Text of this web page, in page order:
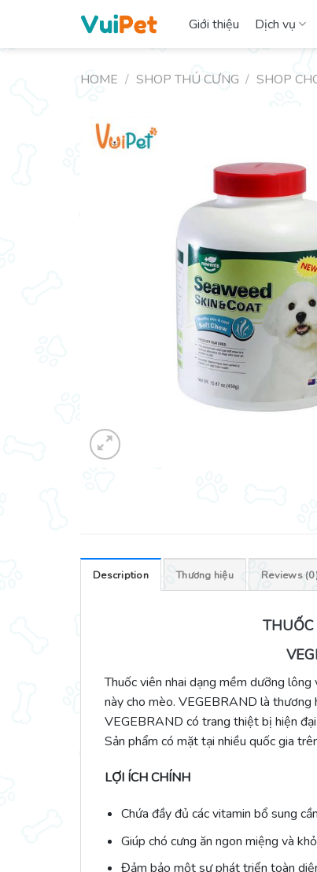
content
Giới thiệu Dịch vụ
HOME / SHOP THÚ CƯNG / SHOP
Description Thương hiệu Reviews
Thuốc viên nhai dạng mềm dưỡng
này cho mèo. VEGEBRAND là thương
VEGEBRAND có trang thiệt bị hiện
Sản phẩm có mặt tại nhiều quốc gia
LỢI ÍCH CHÍNH
Chứa đầy đủ các vitamin bổ sung
Giúp chó cưng ăn ngon miệng và
Đảm bảo một sự phát triển toàn